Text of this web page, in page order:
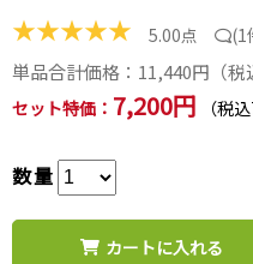
★★★★★ 5.00点 (1
単品合計価格： 11,440円（税
セット特価： 7,200円 （税
数量
カートに入れる